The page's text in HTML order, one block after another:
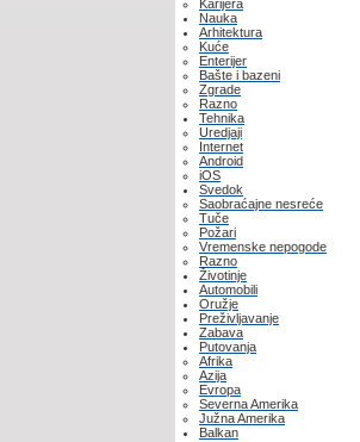
Karijera
Nauka
Arhitektura
Kuće
Enterijer
Bašte i bazeni
Zgrade
Razno
Tehnika
Uredjaji
Internet
Android
iOS
Svedok
Saobraćajne nesreće
Tuče
Požari
Vremenske nepogode
Razno
Životinje
Automobili
Oružje
Preživljavanje
Zabava
Putovanja
Afrika
Azija
Evropa
Severna Amerika
Južna Amerika
Balkan